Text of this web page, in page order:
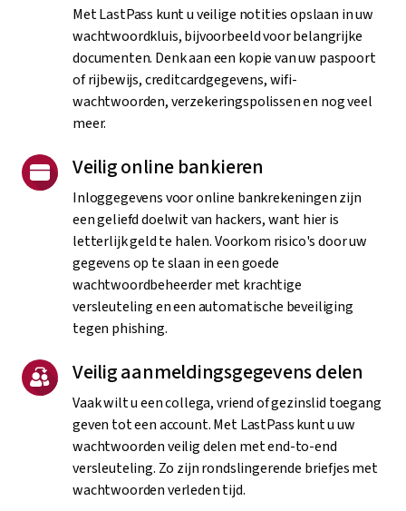
Met LastPass kunt u veilige notities opslaan in uw
wachtwoordkluis, bijvoorbeeld voor belangrijke
documenten. Denk aan een kopie van uw paspoort
of rijbewijs, creditcardgegevens, wifi-
wachtwoorden, verzekeringspolissen en nog veel
meer.
Veilig online bankieren
Inloggegevens voor online bankrekeningen zijn
een geliefd doelwit van hackers, want hier is
letterlijk geld te halen. Voorkom risico's door uw
gegevens op te slaan in een goede
wachtwoordbeheerder met krachtige
versleuteling en een automatische beveiliging
tegen phishing.
Veilig aanmeldingsgegevens delen
Vaak wilt u een collega, vriend of gezinslid toegang
geven tot een account. Met LastPass kunt u uw
wachtwoorden veilig delen met end-to-end
versleuteling. Zo zijn rondslingerende briefjes met
wachtwoorden verleden tijd.